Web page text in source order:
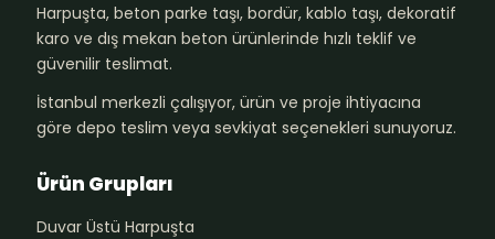
Harpuşta, beton parke taşı, bordür, kablo taşı, dekoratif
karo ve dış mekan beton ürünlerinde hızlı teklif ve
güvenilir teslimat.
İstanbul merkezli çalışıyor, ürün ve proje ihtiyacına
göre depo teslim veya sevkiyat seçenekleri sunuyoruz.
Ürün Grupları
Duvar Üstü Harpuşta